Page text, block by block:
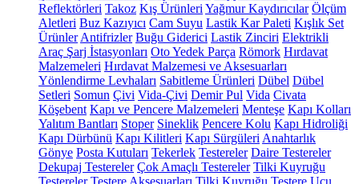
Reflektörleri Takoz Kış Ürünleri Yağmur Kaydırıcılar Ölçüm
Aletleri Buz Kazıyıcı Cam Suyu Lastik Kar Paleti Kışlık Set
Ürünler Antifrizler Buğu Giderici Lastik Zinciri Elektrikli
Araç Şarj İstasyonları Oto Yedek Parça Römork Hırdavat
Malzemeleri Hırdavat Malzemesi ve Aksesuarları
Yönlendirme Levhaları Sabitleme Ürünleri Dübel Dübel
Setleri Somun Çivi Vida-Çivi Demir Pul Vida Civata
Köşebent Kapı ve Pencere Malzemeleri Menteşe Kapı Kolları
Yalıtım Bantları Stoper Sineklik Pencere Kolu Kapı Hidroliği
Kapı Dürbünü Kapı Kilitleri Kapı Sürgüleri Anahtarlık
Gönye Posta Kutuları Tekerlek Testereler Daire Testereler
Dekupaj Testereler Çok Amaçlı Testereler Tilki Kuyruğu
Testereler Testere Aksesuarları Tilki Kuyruğu Testere Ucu